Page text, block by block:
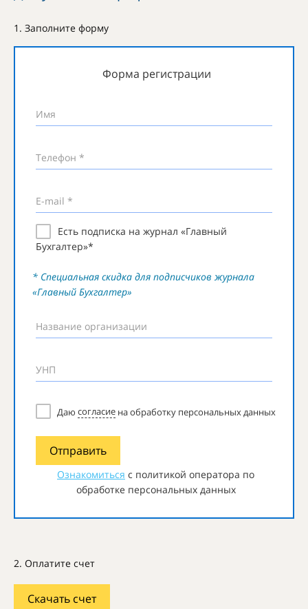
1. Заполните форму
Форма регистрации
Имя
Телефон *
E-mail *
Есть подписка на журнал «Главный
Бухгалтер»*
* Специальная скидка для подписчиков журнала
«Главный Бухгалтер»
Название организации
УНП
Даю согласиена обработку персональных данных
Отправить
Ознакомиться с политикой оператора по
обработке персональных данных
2. Оплатите счет
Скачать счет